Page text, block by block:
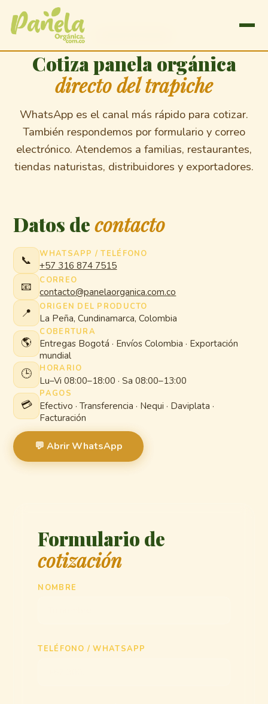
Cotiza panela orgánica
directo del trapiche
WhatsApp es el canal más rápido para cotizar.
También respondemos por formulario y correo
electrónico. Atendemos a familias, restaurantes,
tiendas naturistas, distribuidores y exportadores.
Datos decontacto
📞 WHATSAPP / TELÉFONO
+57 316 874 7515
📧 CORREO
contacto@panelaorganica.com.co
📍 ORIGEN DEL PRODUCTO
La Peña, Cundinamarca, Colombia
🌎
COBERTURA
Entregas Bogotá · Envíos Colombia · Exportación
mundial
🕒 HORARIO
Lu–Vi 08:00–18:00 · Sa 08:00–13:00
💳
PAGOS
Efectivo · Transferencia · Nequi · Daviplata ·
Facturación
💬 Abrir WhatsApp
Formulario de
cotización
NOMBRE
TELÉFONO / WHATSAPP